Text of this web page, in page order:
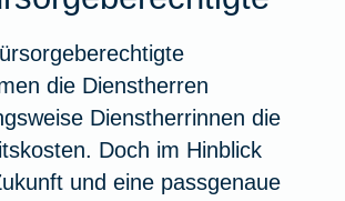
die Dienstherren
Dienstherrinnen die
Doch im Hinblick
und eine passgenaue